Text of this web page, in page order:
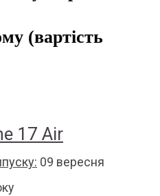
(вартість
17 Air
09 вересня